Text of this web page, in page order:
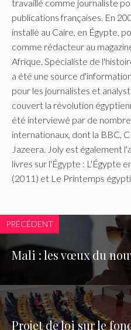
travaillé comme journaliste
publications françaises. En
installé au Caire, en Égypte,
comme rédacteur au
Afrique. Spécialiste de
a été une source
pour les journalistes et
couvert la révolution
été interviewé par de
internationaux, dont la BBC,
Jazeera. Joly est également
livres sur l'Égypte : L'Égypte
(2011) et Le Printemps
PRÉCÉDENT
Mali : les vœux du
Projet de loi sur le